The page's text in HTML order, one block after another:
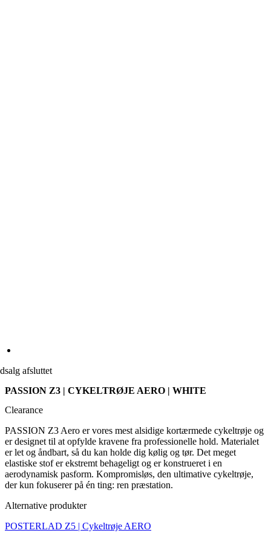
afsluttet
PASSION Z3 | CYKELTRØJE AERO | WHITE
Clearance
PASSION Z3 Aero er vores mest alsidige kortærmede cykeltrøje og
er designet til at opfylde kravene fra professionelle hold. Materialet
er let og åndbart, så du kan holde dig kølig og tør. Det meget
elastiske stof er ekstremt behageligt og er konstrueret i en
aerodynamisk pasform. Kompromisløs, den ultimative cykeltrøje,
der kun fokuserer på én ting: ren præstation.
Alternative produkter
POSTERLAD Z5 | Cykeltrøje AERO